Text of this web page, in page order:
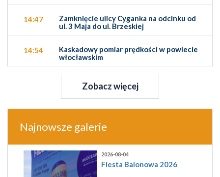
14:47
Zamknięcie ulicy Cyganka na odcinku od
ul. 3 Maja do ul. Brzeskiej
14:54
Kaskadowy pomiar prędkości w powiecie
włocławskim
Zobacz więcej
Najnowsze galerie
2026-08-04
Fiesta Balonowa 2026